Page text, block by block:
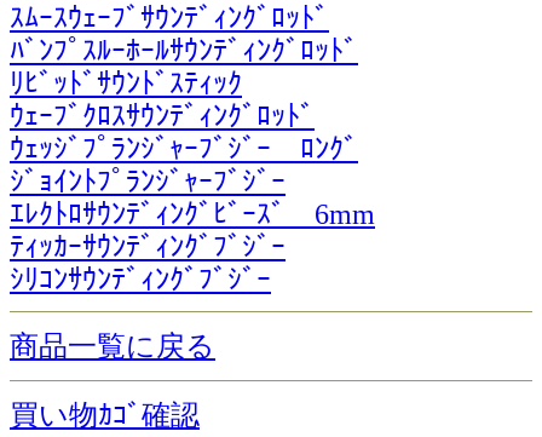
ｽﾑｰｽｳｪｰﾌﾞｻｳﾝﾃﾞｨﾝｸﾞﾛｯﾄﾞ
ﾊﾞﾝﾌﾟｽﾙｰﾎｰﾙｻｳﾝﾃﾞｨﾝｸﾞﾛｯﾄﾞ
ﾘﾋﾞｯﾄﾞｻｳﾝﾄﾞｽﾃｨｯｸ
ｳｪｰﾌﾞｸﾛｽｻｳﾝﾃﾞｨﾝｸﾞﾛｯﾄﾞ
ｳｪｯｼﾞﾌﾟﾗﾝｼﾞｬｰﾌﾞｼﾞｰ ﾛﾝｸﾞ
ｼﾞｮｲﾝﾄﾌﾟﾗﾝｼﾞｬｰﾌﾞｼﾞｰ
ｴﾚｸﾄﾛｻｳﾝﾃﾞｨﾝｸﾞﾋﾞｰｽﾞ 6mm
ﾃｨｯｶｰｻｳﾝﾃﾞｨﾝｸﾞﾌﾞｼﾞｰ
ｼﾘｺﾝｻｳﾝﾃﾞｨﾝｸﾞﾌﾞｼﾞｰ
商品一覧に戻る
買い物ｶｺﾞ確認